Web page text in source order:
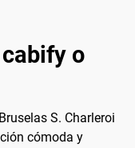
o
S. Charleroi
cómoda y